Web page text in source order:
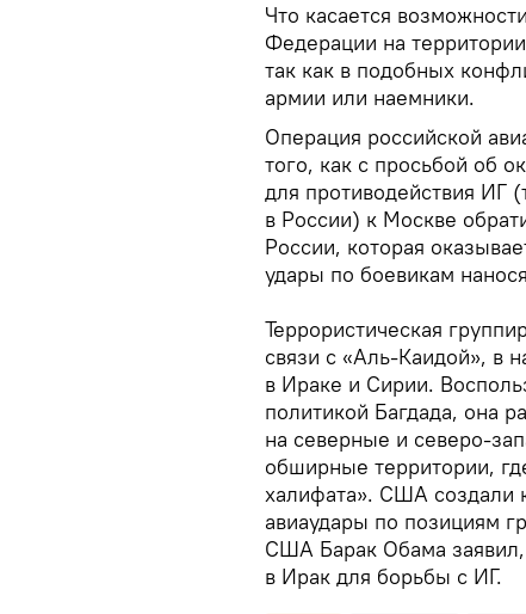
Что касается
Федерации на
так как в подобных
армии или наемники.
Операция российской
того, как с просьбой об
для противодействия ИГ
в России) к Москве
России, которая
удары по боевикам
Террористическая
связи с «Аль-Каидой», в
в Ираке и Сирии.
политикой Багдада, она
на северные и северо-
обширные территории,
халифата». США создали
авиаудары по позициям
США Барак Обама заявил,
в Ирак для борьбы с ИГ.